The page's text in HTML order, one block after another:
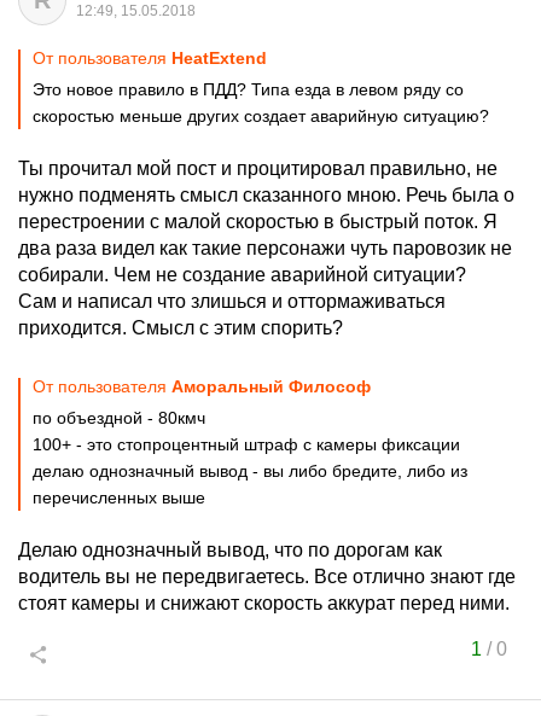
12:49, 15.05.2018
От пользователя HeatExtend
Это новое правило в ПДД? Типа езда в левом ряду со
скоростью меньше других создает аварийную ситуацию?
Ты прочитал мой пост и процитировал правильно, не
нужно подменять смысл сказанного мною. Речь была о
перестроении с малой скоростью в быстрый поток. Я
два раза видел как такие персонажи чуть паровозик не
собирали. Чем не создание аварийной ситуации?
Сам и написал что злишься и оттормаживаться
приходится. Смысл с этим спорить?
От пользователя Аморальный Философ
по объездной - 80кмч
100+ - это стопроцентный штраф с камеры фиксации
делаю однозначный вывод - вы либо бредите, либо из
перечисленных выше
Делаю однозначный вывод, что по дорогам как
водитель вы не передвигаетесь. Все отлично знают где
стоят камеры и снижают скорость аккурат перед ними.
1 /0